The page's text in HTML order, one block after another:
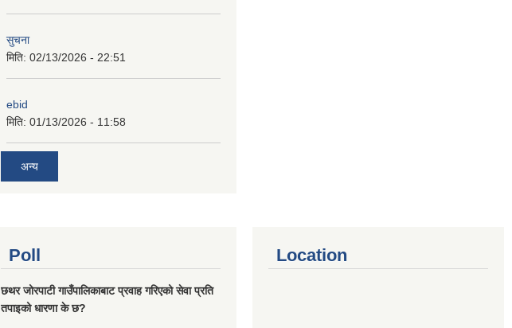
सुचना
मिति: 02/13/2026 - 22:51
ebid
मिति: 01/13/2026 - 11:58
अन्य
Poll
छथर जोरपाटी गाउँपालिकाबाट प्रवाह गरिएको सेवा प्रति
तपाइको धारणा के छ?
Location